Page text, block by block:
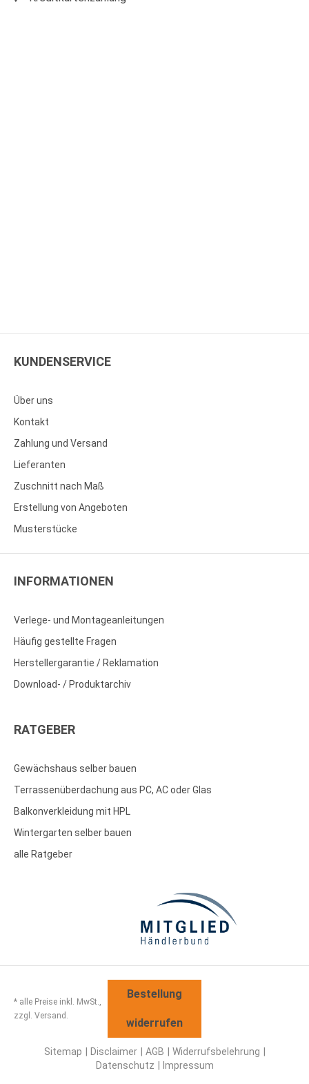
KUNDENSERVICE
Über uns
Kontakt
Zahlung und Versand
Lieferanten
Zuschnitt nach Maß
Erstellung von Angeboten
Musterstücke
INFORMATIONEN
Verlege- und Montageanleitungen
Häufig gestellte Fragen
Herstellergarantie / Reklamation
Download- / Produktarchiv
RATGEBER
Gewächshaus selber bauen
Terrassenüberdachung aus PC, AC oder Glas
Balkonverkleidung mit HPL
Wintergarten selber bauen
alle Ratgeber
* alle Preise inkl. MwSt.,
zzgl. Versand.
Bestellung
widerrufen
Sitemap Disclaimer AGB
Widerrufsbelehrung
Datenschutz
Impressum